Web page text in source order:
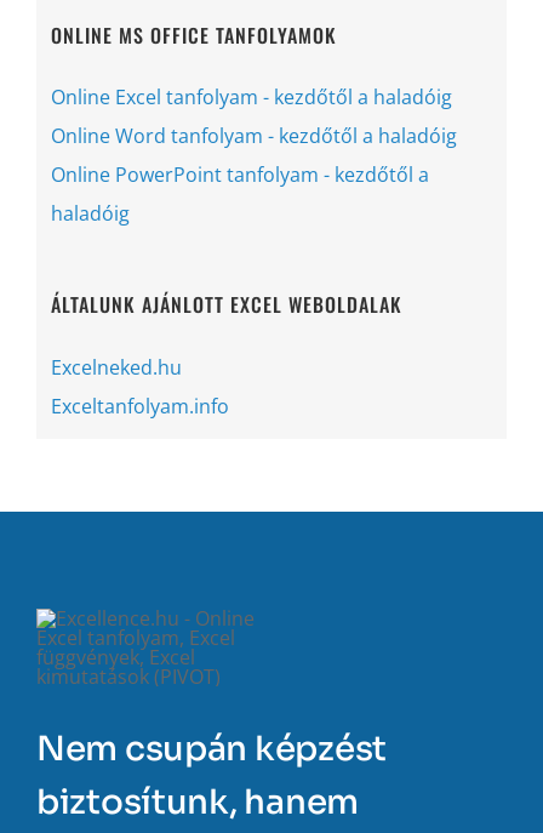
ONLINE MS OFFICE TANFOLYAMOK
Online Excel tanfolyam - kezdőtől a haladóig
Online Word tanfolyam - kezdőtől a haladóig
Online PowerPoint tanfolyam - kezdőtől a
haladóig
ÁLTALUNK AJÁNLOTT EXCEL WEBOLDALAK
Excelneked.hu
Exceltanfolyam.info
Nem csupán képzést
biztosítunk, hanem